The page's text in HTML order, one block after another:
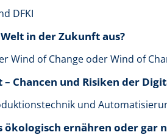
DFKI
in der Zukunft aus?
Wind of Change oder Wind of
Chancen und Risiken der
und
ökologisch ernähren oder gar